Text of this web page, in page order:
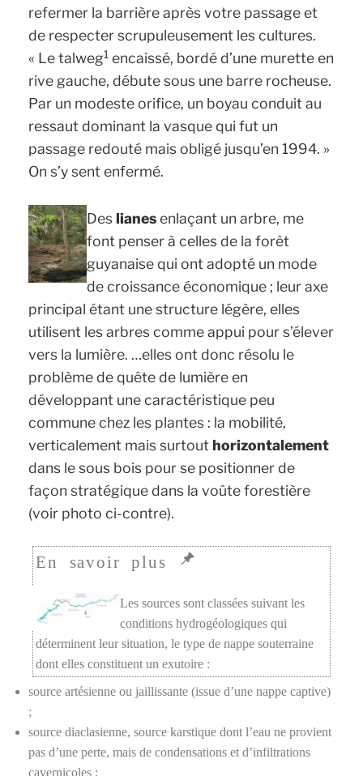
refermer la barrière après votre passage et
de respecter scrupuleusement les cultures.
« Le talweg1 encaissé, bordé d’une murette en
rive gauche, débute sous une barre rocheuse.
Par un modeste orifice, un boyau conduit au
ressaut dominant la vasque qui fut un
passage redouté mais obligé jusqu’en 1994. »
On s’y sent enfermé.
Deslianesenlaçant un arbre, me
font penser à celles de la forêt
guyanaise qui ont adopté un mode
de croissance économique ; leur axe
principal étant une structure légère, elles
utilisent les arbres comme appui pour s’élever
vers la lumière. …elles ont donc résolu le
problème de quête de lumière en
développant une caractéristique peu
commune chez les plantes : la mobilité,
verticalement mais surtouthorizontalement
dans le sous bois pour se positionner de
façon stratégique dans la voûte forestière
(voir photo ci-contre).
Les sources sont classées suivant les
conditions hydrogéologiques qui
déterminent leur situation, le type de nappe souterraine
dont elles constituent un exutoire :
source artésienne ou jaillissante (issue d’une nappe captive)
;
source diaclasienne, source karstique dont l’eau ne provient
pas d’une perte, mais de condensations et d’infiltrations
cavernicoles ;